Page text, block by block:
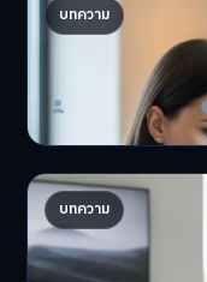
บทความ
ปรับพอร์ตรับ ‘เงิ
ให้พัง
'เงินดิจิทัล 2.0' มาแล…
Master Bussiness
บทความ
AI จัดพอร์ตให้ปัง
จอ
AI จัดพอร์ตให้ปัง! หมด…